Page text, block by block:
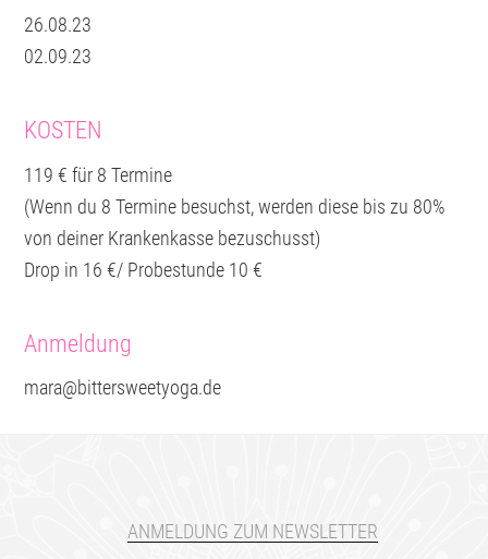
26.08.23
02.09.23
KOSTEN
119 € für 8 Termine
(Wenn du 8 Termine besuchst, werden diese bis zu 80%
von deiner Krankenkasse bezuschusst)
Drop in 16 €/ Probestunde 10 €
Anmeldung
mara@bittersweetyoga.de
ANMELDUNG ZUM NEWSLETTER